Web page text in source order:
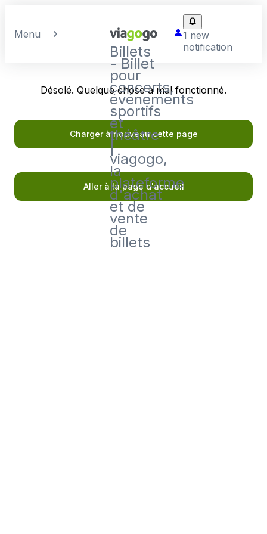
Menu
Billets
- Billet
pour
concerts,
événements
sportifs
et
théâtre
|
viagogo,
la
plateforme
d'achat
et de
vente
de
billets
1 new
notification
Désolé. Quelque chose a mal fonctionné.
Charger à nouveau cette page
Aller à la page d'accueil